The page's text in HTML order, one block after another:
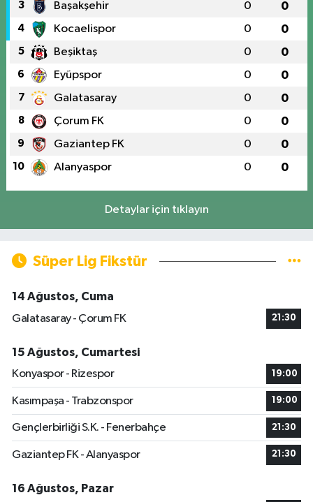
3 Başakşehir 0 0
4 Kocaelispor 0 0
5 Beşiktaş 0 0
6 Eyüpspor 0 0
7 Galatasaray 0 0
8 Çorum FK 0 0
9 Gaziantep FK 0 0
10 Alanyaspor 0 0
Detaylar için tıklayın
Süper Lig Fikstür
14 Ağustos, Cuma
Galatasaray - Çorum FK
21:30
15 Ağustos, Cumartesi
Konyaspor - Rizespor
19:00
Kasımpaşa - Trabzonspor 19:00
Gençlerbirliği S.K. - Fenerbahçe 21:30
Gaziantep FK - Alanyaspor 21:30
16 Ağustos, Pazar